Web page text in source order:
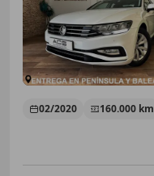
02/2020 160.000 km